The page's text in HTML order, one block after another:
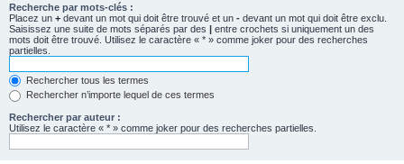
Recherche par mots-clés :
Placez un + devant un mot qui doit être trouvé et un - devant un mot qui doit être exclu.
Saisissez une suite de mots séparés par des | entre crochets si uniquement un des
mots doit être trouvé. Utilisez le caractère « * » comme joker pour des recherches
partielles.
Rechercher tous les termes
Rechercher n’importe lequel de ces termes
Rechercher par auteur :
Utilisez le caractère « * » comme joker pour des recherches partielles.